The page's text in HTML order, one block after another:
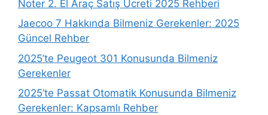
Noter 2. El Araç Satış Ücreti 2025 Rehberi
Jaecoo 7 Hakkında Bilmeniz Gerekenler: 2025
Güncel Rehber
2025’te Peugeot 301 Konusunda Bilmeniz
Gerekenler
2025’te Passat Otomatik Konusunda Bilmeniz
Gerekenler: Kapsamlı Rehber